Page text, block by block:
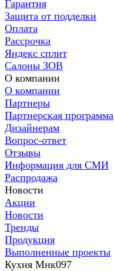
Гарантия
Защита от подделки
Оплата
Рассрочка
Яндекс сплит
Салоны ЗОВ
О компании
О компании
Партнеры
Партнерская программа
Дизайнерам
Вопрос-ответ
Отзывы
Информация для СМИ
Распродажа
Новости
Акции
Новости
Тренды
Продукция
Выполненные проекты
Кухня Мнк097